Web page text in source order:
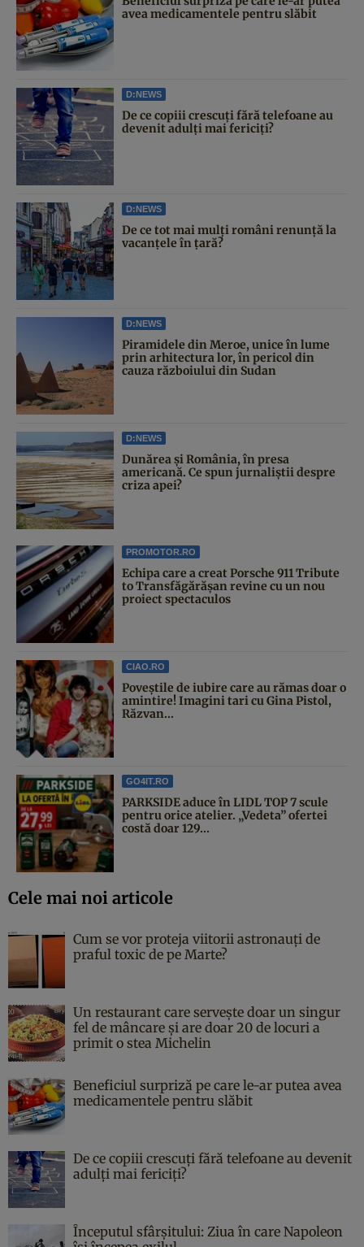
avea medicamentele pentru slăbit
D:NEWS
De ce copiii crescuți fără telefoane au
devenit adulți mai fericiți?
D:NEWS
De ce tot mai mulți români renunță la
vacanțele în țară?
D:NEWS
Piramidele din Meroe, unice în lume
prin arhitectura lor, în pericol din
cauza războiului din Sudan
D:NEWS
Dunărea și România, în presa
americană. Ce spun jurnaliștii despre
criza apei?
PROMOTOR.RO
Echipa care a creat Porsche 911 Tribute
to Transfăgărășan revine cu un nou
proiect spectaculos
CIAO.RO
Poveştile de iubire care au rămas doar o
amintire! Imagini tari cu Gina Pistol,
Răzvan...
GO4IT.RO
PARKSIDE aduce în LIDL TOP 7 scule
pentru orice atelier. „Vedeta” ofertei
costă doar 129...
Cele mai noi articole
Cum se vor proteja viitorii astronauți de
praful toxic de pe Marte?
Un restaurant care servește doar un singur
fel de mâncare și are doar 20 de locuri a
primit o stea Michelin
Beneficiul surpriză pe care le-ar putea avea
medicamentele pentru slăbit
De ce copiii crescuți fără telefoane au devenit
adulți mai fericiți?
Începutul sfârşitului: Ziua în care Napoleon